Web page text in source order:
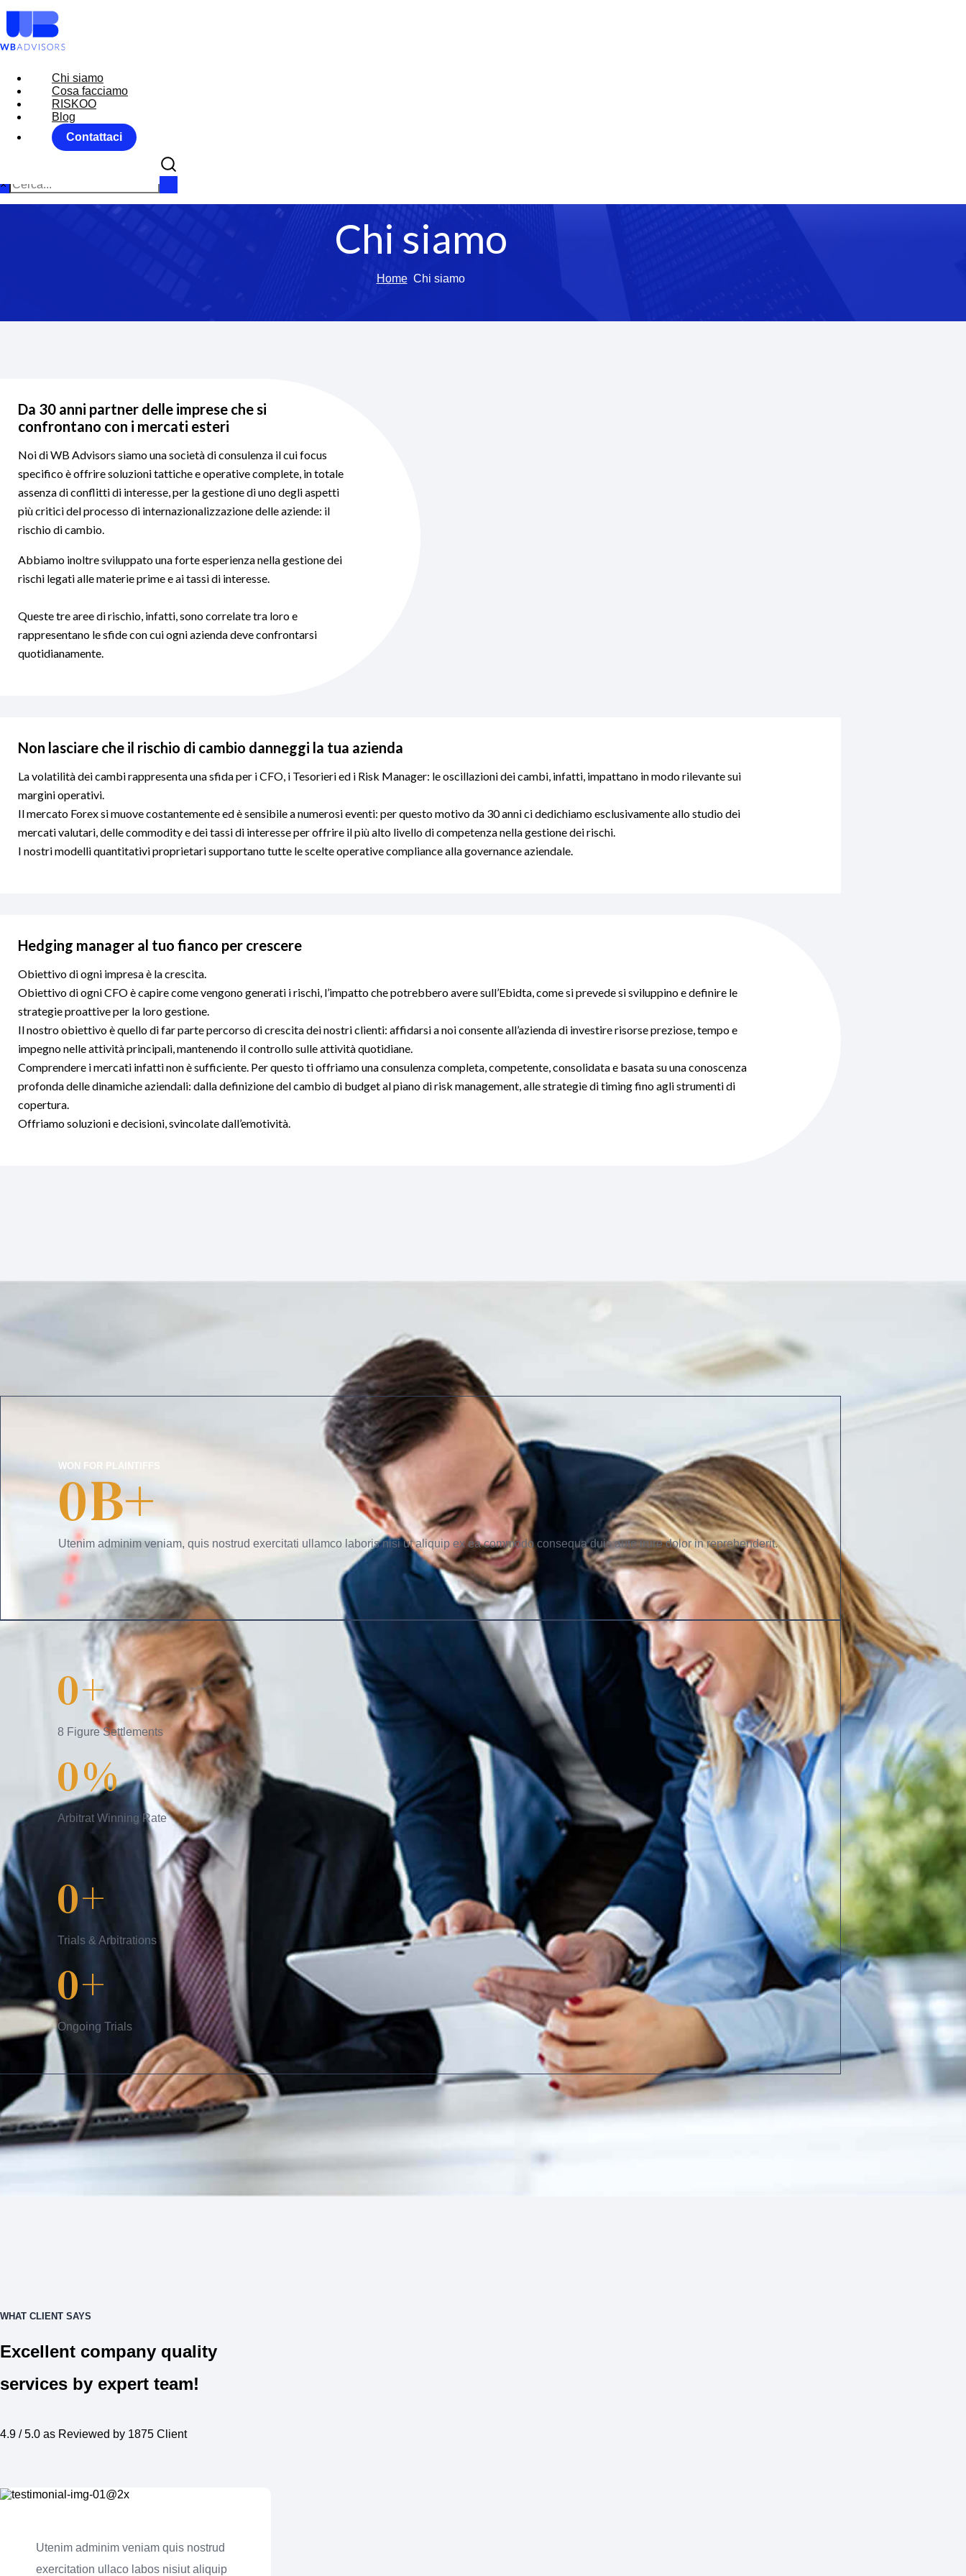
Chi siamo
Cosa facciamo
RISKOO
Blog
Contattaci
Chi siamo
Cosa facciamo
RISKOO
Blog
Contattaci
×
Chi siamo
Home Chi siamo
Da 30 anni partner delle imprese che si
confrontano con i mercati esteri
Noi di WB Advisors siamo una società di consulenza il cui focus
specifico è offrire soluzioni tattiche e operative complete, in totale
assenza di conflitti di interesse, per la gestione di uno degli aspetti
più critici del processo di internazionalizzazione delle aziende: il
rischio di cambio.
Abbiamo inoltre sviluppato una forte esperienza nella gestione dei
rischi legati alle materie prime e ai tassi di interesse.
Queste tre aree di rischio, infatti, sono correlate tra loro e
rappresentano le sfide con cui ogni azienda deve confrontarsi
quotidianamente.
Non lasciare che il rischio di cambio danneggi la tua azienda
La volatilità dei cambi rappresenta una sfida per i CFO, i Tesorieri ed i Risk Manager: le oscillazioni dei cambi, infatti, impattano in modo rilevante sui
margini operativi.
Il mercato Forex si muove costantemente ed è sensibile a numerosi eventi: per questo motivo da 30 anni ci dedichiamo esclusivamente allo studio dei
mercati valutari, delle commodity e dei tassi di interesse per offrire il più alto livello di competenza nella gestione dei rischi.
I nostri modelli quantitativi proprietari supportano tutte le scelte operative compliance alla governance aziendale.
Hedging manager al tuo fianco per crescere
Obiettivo di ogni impresa è la crescita.
Obiettivo di ogni CFO è capire come vengono generati i rischi, l’impatto che potrebbero avere sull’Ebidta, come si prevede si sviluppino e definire le
strategie proattive per la loro gestione.
Il nostro obiettivo è quello di far parte percorso di crescita dei nostri clienti: affidarsi a noi consente all’azienda di investire risorse preziose, tempo e
impegno nelle attività principali, mantenendo il controllo sulle attività quotidiane.
Comprendere i mercati infatti non è sufficiente. Per questo ti offriamo una consulenza completa, competente, consolidata e basata su una conoscenza
profonda delle dinamiche aziendali: dalla definizione del cambio di budget al piano di risk management, alle strategie di timing fino agli strumenti di
copertura.
Offriamo soluzioni e decisioni, svincolate dall’emotività.
WON FOR PLAINTIFFS
0B+
Utenim adminim veniam, quis nostrud exercitati ullamco laboris nisi ut aliquip ex ea commodo consequa duis aute irure dolor in reprehenderit.
0+
8 Figure Settlements
0%
Arbitrat Winning Rate
0+
Trials & Arbitrations
0+
Ongoing Trials
WHAT CLIENT SAYS
Excellent company quality
services by expert team!
4.9 / 5.0 as Reviewed by 1875 Client
Utenim adminim veniam quis nostrud
exercitation ullaco labos nisiut aliquip